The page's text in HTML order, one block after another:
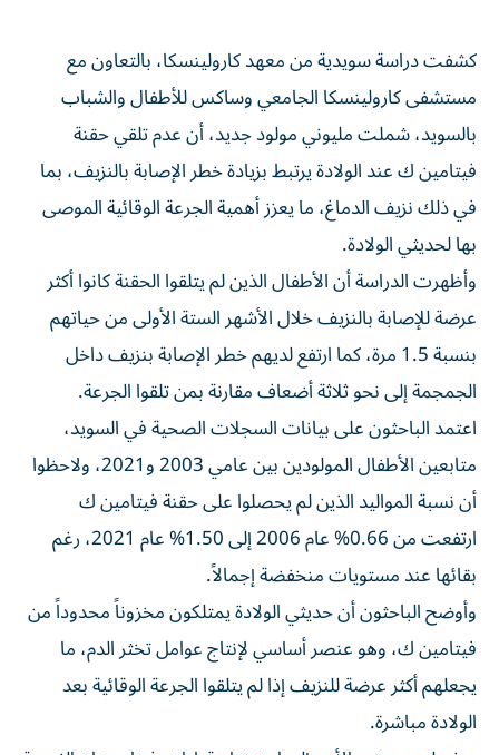
كشفت دراسة سويدية من معهد كارولينسكا، بالتعاون مع
مستشفى كارولينسكا الجامعي وساكس للأطفال والشباب
بالسويد، شملت مليوني مولود جديد، أن عدم تلقي حقنة
فيتامين ك عند الولادة يرتبط بزيادة خطر الإصابة بالنزيف، بما
في ذلك نزيف الدماغ، ما يعزز أهمية الجرعة الوقائية الموصى
بها لحديثي الولادة.
وأظهرت الدراسة أن الأطفال الذين لم يتلقوا الحقنة كانوا أكثر
عرضة للإصابة بالنزيف خلال الأشهر الستة الأولى من حياتهم
بنسبة 1.5 مرة، كما ارتفع لديهم خطر الإصابة بنزيف داخل
الجمجمة إلى نحو ثلاثة أضعاف مقارنة بمن تلقوا الجرعة.
اعتمد الباحثون على بيانات السجلات الصحية في السويد،
متابعين الأطفال المولودين بين عامي 2003 و2021، ولاحظوا
أن نسبة المواليد الذين لم يحصلوا على حقنة فيتامين ك
ارتفعت من 0.66% عام 2006 إلى 1.50% عام 2021، رغم
بقائها عند مستويات منخفضة إجمالاً.
وأوضح الباحثون أن حديثي الولادة يمتلكون مخزوناً محدوداً من
فيتامين ك، وهو عنصر أساسي لإنتاج عوامل تخثر الدم، ما
يجعلهم أكثر عرضة للنزيف إذا لم يتلقوا الجرعة الوقائية بعد
الولادة مباشرة.